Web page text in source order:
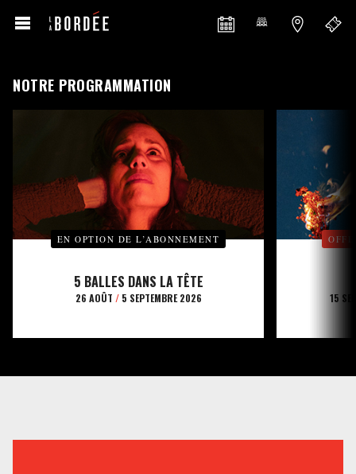
NOTRE PROGRAMMATION
EN OPTION DE L’ABONNEMENT
5 BALLES DANS LA TÊTE
26 AOÛT /5 SEPTEMBRE 2026 15